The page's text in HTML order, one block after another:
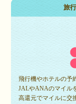
旅
飛行機やホテルの予
JALやANAのマイル
高還元でマイルに交